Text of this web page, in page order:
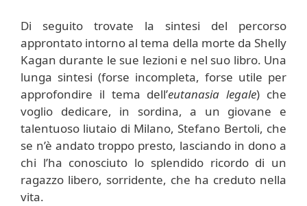
Di seguito trovate la sintesi del percorso
approntato intorno al tema della morte da Shelly
Kagan durante le sue lezioni e nel suo libro. Una
lunga sintesi (forse incompleta, forse utile per
approfondire il tema dell’eutanasia legale) che
voglio dedicare, in sordina, a un giovane e
talentuoso liutaio di Milano, Stefano Bertoli, che
se n’è andato troppo presto, lasciando in dono a
chi l’ha conosciuto lo splendido ricordo di un
ragazzo libero, sorridente, che ha creduto nella
vita.